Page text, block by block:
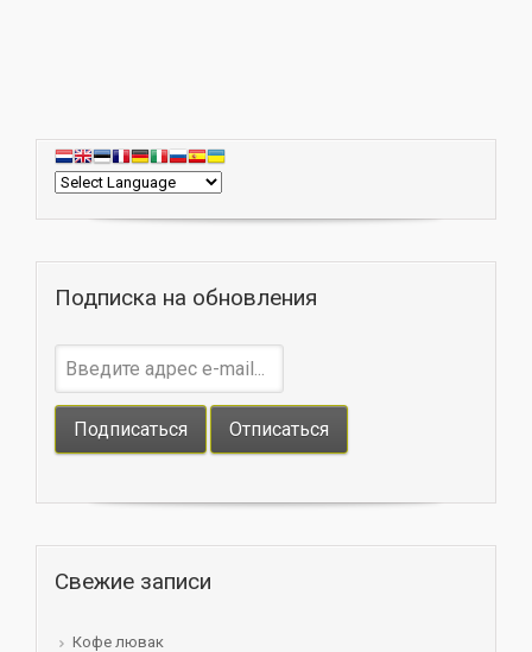
Подписка на обновления
Свежие записи
Кофе лювак